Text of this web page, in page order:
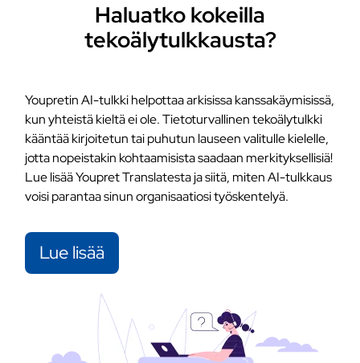
Haluatko kokeilla
tekoälytulkkausta?
Youpretin AI-tulkki helpottaa arkisissa kanssakäymisissä,
kun yhteistä kieltä ei ole. Tietoturvallinen tekoälytulkki
kääntää kirjoitetun tai puhutun lauseen valitulle kielelle,
jotta nopeistakin kohtaamisista saadaan merkityksellisiä!
Lue lisää Youpret Translatesta ja siitä, miten AI-tulkkaus
voisi parantaa sinun organisaatiosi työskentelyä.
Lue lisää